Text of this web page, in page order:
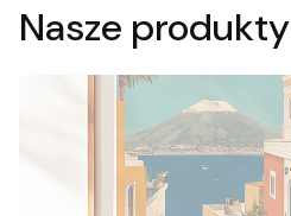
Nasze produkty